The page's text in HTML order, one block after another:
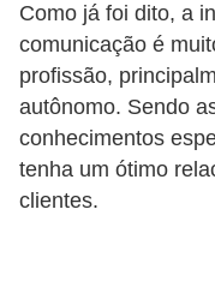
Como já foi dito, a
comunicação é
profissão,
autônomo. Sendo
conhecimentos
tenha um ótimo
clientes.
a
e
m
v
í
d